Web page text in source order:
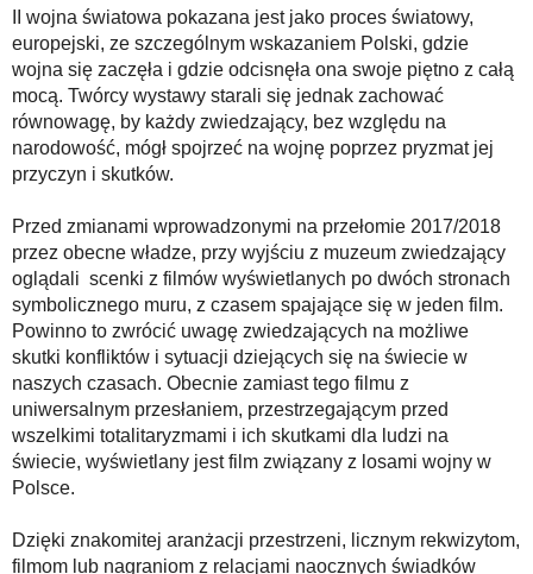
II wojna światowa pokazana jest jako proces światowy,
europejski, ze szczególnym wskazaniem Polski, gdzie
wojna się zaczęła i gdzie odcisnęła ona swoje piętno z całą
mocą. Twórcy wystawy starali się jednak zachować
równowagę, by każdy zwiedzający, bez względu na
narodowość, mógł spojrzeć na wojnę poprzez pryzmat jej
przyczyn i skutków.
Przed zmianami wprowadzonymi na przełomie 2017/2018
przez obecne władze, przy wyjściu z muzeum zwiedzający
oglądali scenki z filmów wyświetlanych po dwóch stronach
symbolicznego muru, z czasem spajające się w jeden film.
Powinno to zwrócić uwagę zwiedzających na możliwe
skutki konfliktów i sytuacji dziejących się na świecie w
naszych czasach. Obecnie zamiast tego filmu z
uniwersalnym przesłaniem, przestrzegającym przed
wszelkimi totalitaryzmami i ich skutkami dla ludzi na
świecie, wyświetlany jest film związany z losami wojny w
Polsce.
Dzięki znakomitej aranżacji przestrzeni, licznym rekwizytom,
filmom lub nagraniom z relacjami naocznych świadków